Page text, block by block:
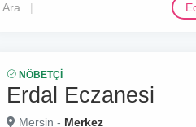
Ara
NÖBETÇI
Erdal Eczanesi
Mersin - Merkez